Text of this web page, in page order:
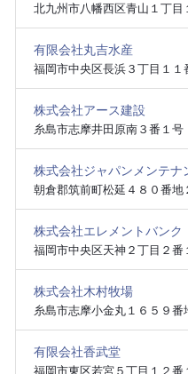
北九州市八幡西区青山１丁目
有限会社丸吉水産
福岡市中央区長浜３丁目１１
株式会社アース建設
糸島市志摩井田原南３番１号
株式会社ジャパンメンテナ
朝倉郡筑前町松延４８０番地
株式会社エレメントバンク
福岡市中央区天神２丁目２番
株式会社木村牧場
糸島市志摩小金丸１６５９番
有限会社香武堂
福岡市東区若宮５丁目１２番